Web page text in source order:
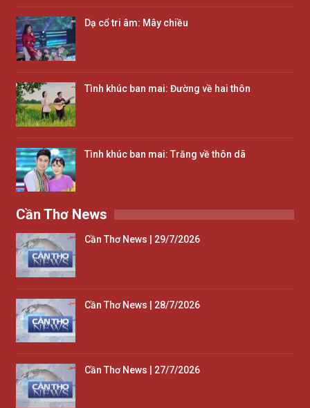
Dạ cổ tri âm: Mây chiều
Tình khúc ban mai: Đường về hai thôn
Tình khúc ban mai: Trăng về thôn dã
Cần Thơ News
Cần Thơ News | 29/7/2026
Cần Thơ News | 28/7/2026
Cần Thơ News | 27/7/2026